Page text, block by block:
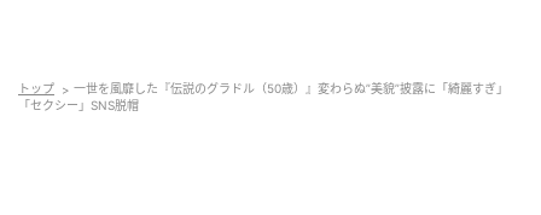
@yinling_official
トップ
一世を風靡した『伝説のグラドル（50歳）』変わらぬ”美貌”披露に「綺麗すぎ」
「セクシー」SNS脱帽